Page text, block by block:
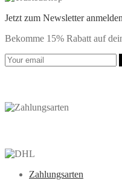
Jetzt zum Newsletter anmelden
Bekomme 15% Rabatt auf
Zahlungsarten